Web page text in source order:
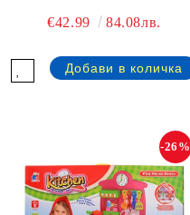
€42.99 84.08лв.
-26%